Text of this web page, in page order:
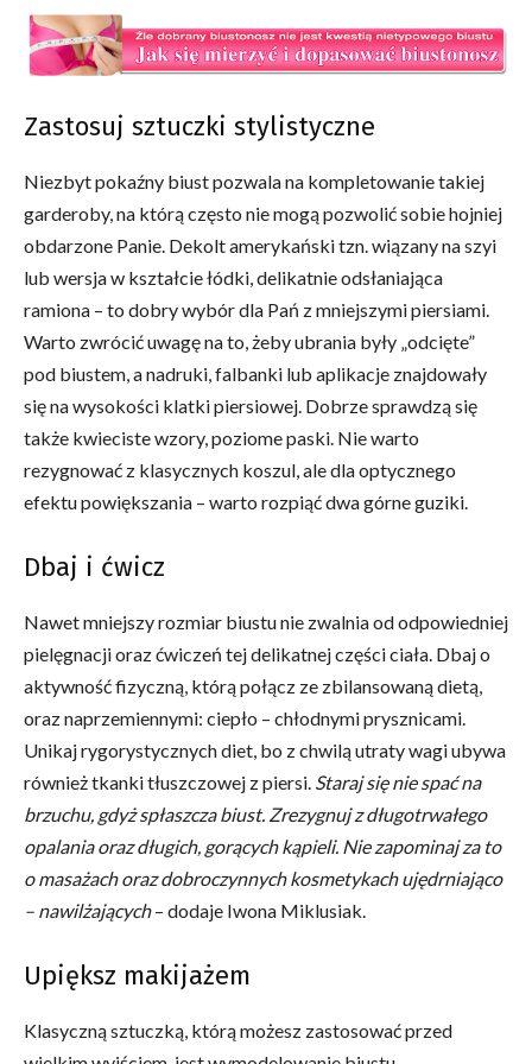
Zastosuj sztuczki stylistyczne
Niezbyt pokaźny biust pozwala na kompletowanie takiej
garderoby, na którą często nie mogą pozwolić sobie hojniej
obdarzone Panie. Dekolt amerykański tzn. wiązany na szyi
lub wersja w kształcie łódki, delikatnie odsłaniająca
ramiona – to dobry wybór dla Pań z mniejszymi piersiami.
Warto zwrócić uwagę na to, żeby ubrania były „odcięte”
pod biustem, a nadruki, falbanki lub aplikacje znajdowały
się na wysokości klatki piersiowej. Dobrze sprawdzą się
także kwieciste wzory, poziome paski. Nie warto
rezygnować z klasycznych koszul, ale dla optycznego
efektu powiększania – warto rozpiąć dwa górne guziki.
Dbaj i ćwicz
Nawet mniejszy rozmiar biustu nie zwalnia od odpowiedniej
pielęgnacji oraz ćwiczeń tej delikatnej części ciała. Dbaj o
aktywność fizyczną, którą połącz ze zbilansowaną dietą,
oraz naprzemiennymi: ciepło – chłodnymi prysznicami.
Unikaj rygorystycznych diet, bo z chwilą utraty wagi ubywa
również tkanki tłuszczowej z piersi. Staraj się nie spać na
brzuchu, gdyż spłaszcza biust. Zrezygnuj z długotrwałego
opalania oraz długich, gorących kąpieli. Nie zapominaj za to
o masażach oraz dobroczynnych kosmetykach ujędrniająco
– nawilżających– dodaje Iwona Miklusiak.
Upiększ makijażem
Klasyczną sztuczką, którą możesz zastosować przed